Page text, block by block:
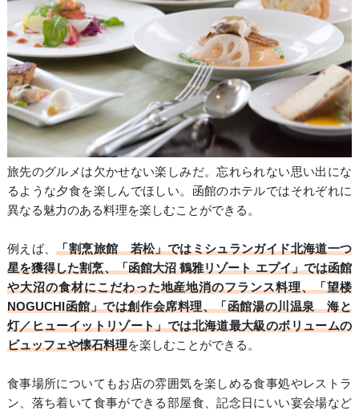
旅先のグルメは欠かせない楽しみだ。忘れられない思い出にな
るような夕食を楽しんでほしい。函館のホテルではそれぞれに
異なる魅力のある料理を楽しむことができる。
例えば、「割烹旅館 若松」ではミシュランガイド北海道一つ
星を獲得した割烹、「函館大沼 鶴雅リゾート エプイ」では函館
や大沼の食材にこだわった地産地消のフランス料理、「望楼
NOGUCHI函館」では創作会席料理、「函館湯の川温泉 海と
灯／ヒューイットリゾート」では北海道最大級のボリュームの
ビュッフェや懐石料理を楽しむことができる。
食事場所についてもお店の雰囲気を楽しめる食事処やレストラ
ン、落ち着いて食事ができる部屋食、記念日にいい宴会場など